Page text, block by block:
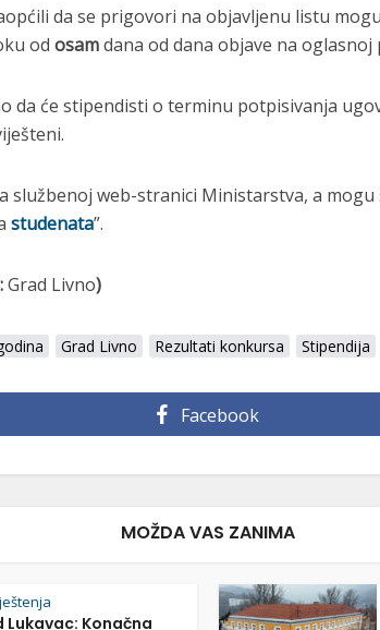
da se prigovori na objavljenu listu
od osamdana od dana objave na oglasnoj
da će stipendisti o terminu potpisivanja
službenoj web-stranici Ministarstva, a
studenata”.
Grad Livno)
Grad Livno Rezultati konkursa Stipendija
Facebook
MOŽDA VAS ZANIMA
Lukavac: Konačna